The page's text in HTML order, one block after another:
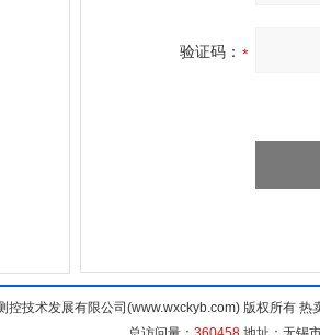
验证码：
控技术发展有限公司(www.wxckyb.com) 版权所有